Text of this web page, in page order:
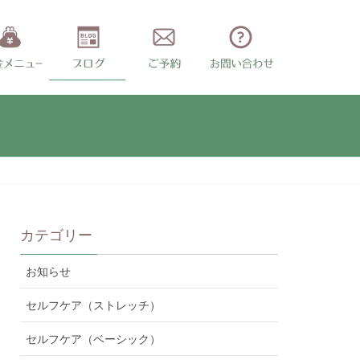
カテゴリー
お知らせ
セルフケア（ストレッチ）
セルフケア（ベーシック）